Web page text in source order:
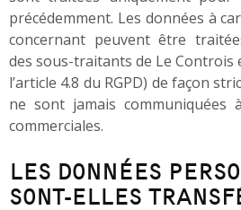
précédemment. Les données à
concernant peuvent être
des sous-traitants de Le Controis
l’article 4.8 du RGPD) de façon
ne sont jamais
commerciales.
LES DONNÉES
SONT-ELLES